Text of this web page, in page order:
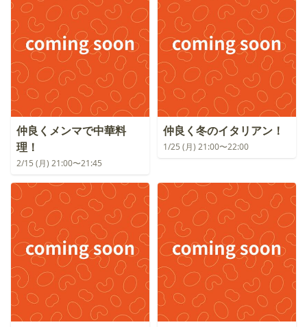
仲良くメンマで中華料
理！
2/15 (月) 21:00〜21:45
仲良く冬のイタリアン！
1/25 (月) 21:00〜22:00